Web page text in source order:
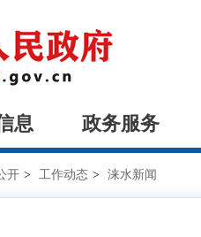
息 政务服务
开 > 工作动态 > 涞水新闻